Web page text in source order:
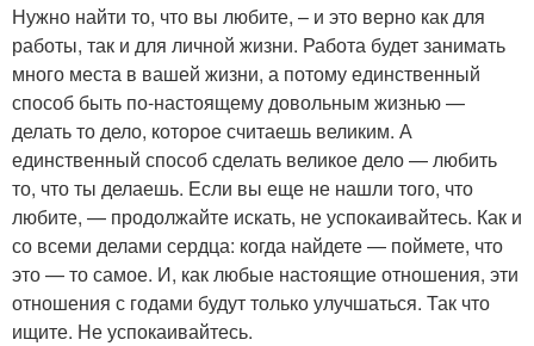
Нужно найти то, что вы любите, – и это верно как для
работы, так и для личной жизни. Работа будет занимать
много места в вашей жизни, а потому единственный
способ быть по-настоящему довольным жизнью —
делать то дело, которое считаешь великим. А
единственный способ сделать великое дело — любить
то, что ты делаешь. Если вы еще не нашли того, что
любите, — продолжайте искать, не успокаивайтесь. Как и
со всеми делами сердца: когда найдете — поймете, что
это — то самое. И, как любые настоящие отношения, эти
отношения с годами будут только улучшаться. Так что
ищите. Не успокаивайтесь.